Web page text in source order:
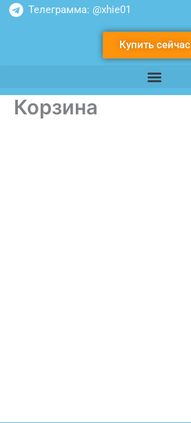
Телеграмма: @xhie01
Купить сейчас
Корзина